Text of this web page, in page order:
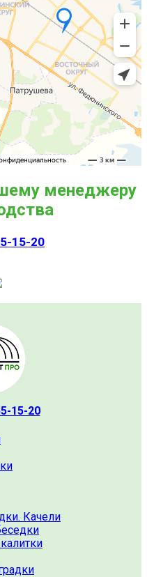
менеджеру
15-20
15-20
Качели